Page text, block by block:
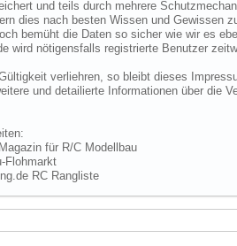
und teils durch mehrere
dies nach besten Wissen und Gewissen
bemüht die Daten so sicher wie wir es
wird nötigensfalls registrierte Benutzer
verliehren, so bleibt dieses
und detailierte Informationen über die
für R/C Modellbau
Flohmarkt
RC Rangliste